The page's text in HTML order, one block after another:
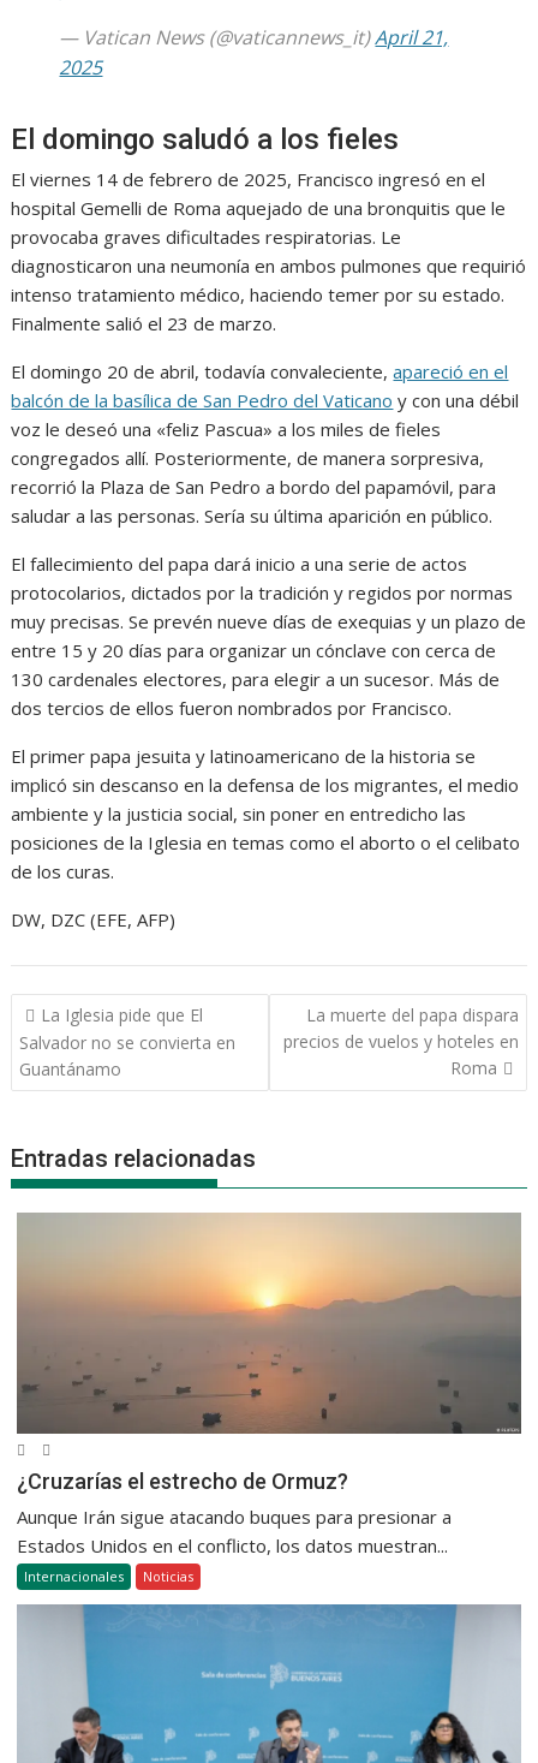
— Vatican News (@vaticannews_it)April 21,
2025
El domingo saludó a los fieles
El viernes 14 de febrero de 2025, Francisco ingresó en el
hospital Gemelli de Roma aquejado de una bronquitis que le
provocaba graves dificultades respiratorias. Le
diagnosticaron una neumonía en ambos pulmones que requirió
intenso tratamiento médico, haciendo temer por su estado.
Finalmente salió el 23 de marzo.
El domingo 20 de abril, todavía convaleciente,apareció en el
balcón de la basílica de San Pedro del Vaticano y con una débil
voz le deseó una «feliz Pascua» a los miles de fieles
congregados allí. Posteriormente, de manera sorpresiva,
recorrió la Plaza de San Pedro a bordo del papamóvil, para
saludar a las personas. Sería su última aparición en público.
El fallecimiento del papa dará inicio a una serie de actos
protocolarios, dictados por la tradición y regidos por normas
muy precisas. Se prevén nueve días de exequias y un plazo de
entre 15 y 20 días para organizar un cónclave con cerca de
130 cardenales electores, para elegir a un sucesor. Más de
dos tercios de ellos fueron nombrados por Francisco.
El primer papa jesuita y latinoamericano de la historia se
implicó sin descanso en la defensa de los migrantes, el medio
ambiente y la justicia social, sin poner en entredicho las
posiciones de la Iglesia en temas como el aborto o el celibato
de los curas.
DW, DZC (EFE, AFP)
Navegación
de
entradas
La Iglesia pide que El
Salvador no se convierta en
Guantánamo
La muerte del papa dispara
precios de vuelos y hoteles en
Roma
Entradas relacionadas
¿Cruzarías el estrecho de Ormuz?
Aunque Irán sigue atacando buques para presionar a
Estados Unidos en el conflicto, los datos muestran...
Internacionales Noticias